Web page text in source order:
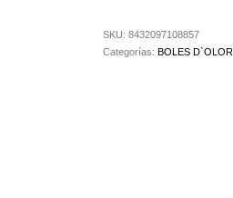
SKU: 8432097108857
Categorías: BOLES D`OLOR